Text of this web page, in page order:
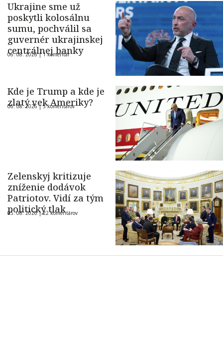
Ukrajine sme už
poskytli kolosálnu
sumu, pochválil sa
guvernér ukrajinskej
centrálnej banky
06. 08. 2026 |1 komentár
Kde je Trump a kde je
zlatý vek Ameriky?
06. 08. 2026 |5 komentárov
Zelenskyj kritizuje
zníženie dodávok
Patriotov. Vidí za tým
politický tlak
05. 08. 2026 |22 komentárov